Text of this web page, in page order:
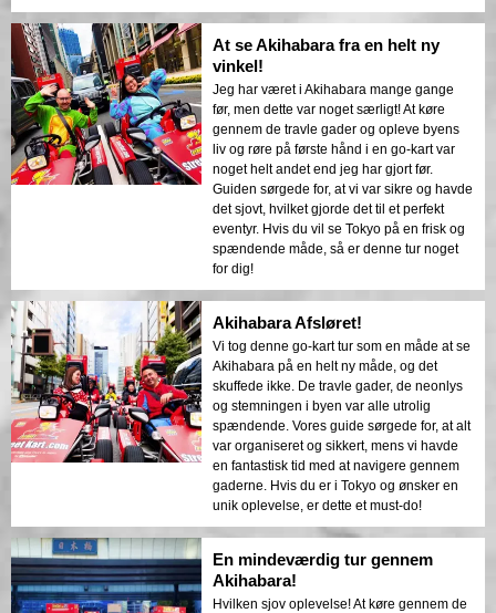
At se Akihabara fra en helt ny
vinkel!
Jeg har været i Akihabara mange gange
før, men dette var noget særligt! At køre
gennem de travle gader og opleve byens
liv og røre på første hånd i en go-kart var
noget helt andet end jeg har gjort før.
Guiden sørgede for, at vi var sikre og havde
det sjovt, hvilket gjorde det til et perfekt
eventyr. Hvis du vil se Tokyo på en frisk og
spændende måde, så er denne tur noget
for dig!
Akihabara Afsløret!
Vi tog denne go-kart tur som en måde at se
Akihabara på en helt ny måde, og det
skuffede ikke. De travle gader, de neonlys
og stemningen i byen var alle utrolig
spændende. Vores guide sørgede for, at alt
var organiseret og sikkert, mens vi havde
en fantastisk tid med at navigere gennem
gaderne. Hvis du er i Tokyo og ønsker en
unik oplevelse, er dette et must-do!
En mindeværdig tur gennem
Akihabara!
Hvilken sjov oplevelse! At køre gennem de